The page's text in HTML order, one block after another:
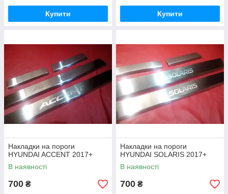
Купити Купити
Накладки на пороги
HYUNDAI ACCENT 2017+
В наявності
700 ₴
Накладки на пороги
HYUNDAI SOLARIS 2017+
В наявності
700 ₴